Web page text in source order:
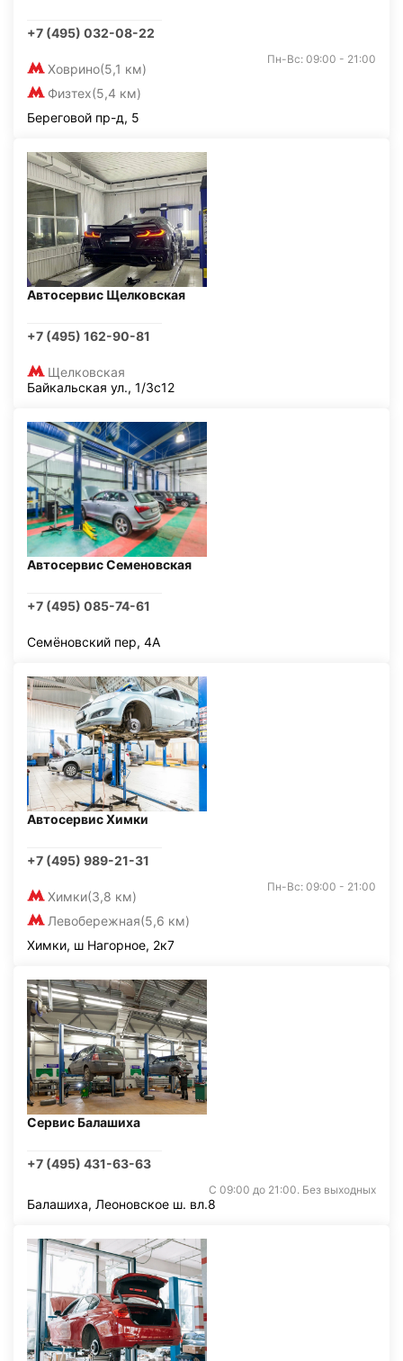
+7 (495) 032-08-22
Ховрино(5,1 км)
Физтех(5,4 км)
Пн-Вс: 09:00 - 21:00
Береговой пр-д, 5
Автосервис Щелковская
+7 (495) 162-90-81
Щелковская
Байкальская ул., 1/3с12
Автосервис Семеновская
+7 (495) 085-74-61
Семёновский пер, 4А
Автосервис Химки
+7 (495) 989-21-31
Химки(3,8 км)
Левобережная(5,6 км)
Пн-Вс: 09:00 - 21:00
Химки, ш Нагорное, 2к7
Сервис Балашиха
+7 (495) 431-63-63
С 09:00 до 21:00. Без выходных
Балашиха, Леоновское ш. вл.8